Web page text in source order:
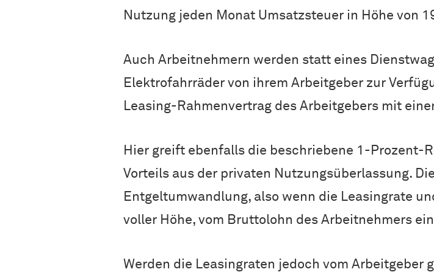
Nutzung jeden Monat Umsatzsteuer in Höhe von
Auch Arbeitnehmern werden statt eines
Elektrofahrräder von ihrem Arbeitgeber zur
Leasing-Rahmenvertrag des Arbeitgebers mit
Hier greift ebenfalls die beschriebene 1-Prozent-
Vorteils aus der privaten Nutzungsüberlassung.
Entgeltumwandlung, also wenn die Leasingrate
voller Höhe, vom Bruttolohn des Arbeitnehmers
Werden die Leasingraten jedoch vom